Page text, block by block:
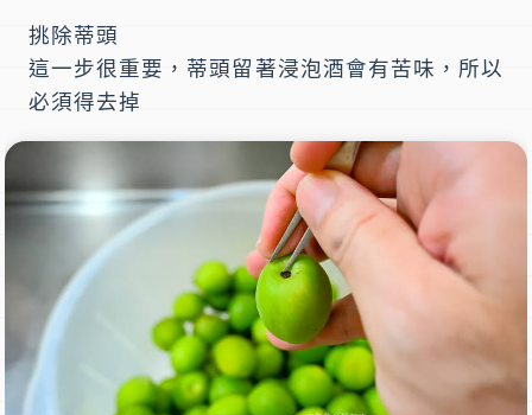
挑除蒂頭
這一步很重要，蒂頭留著浸泡酒會有苦味，所以
必須得去掉